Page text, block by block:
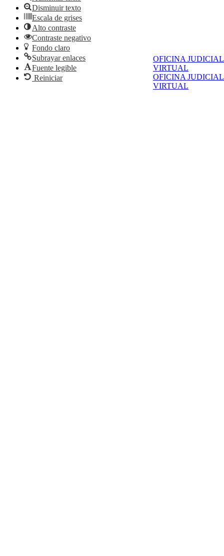
OFICINA JUDICIAL
VIRTUAL
OFICINA JUDICIAL
VIRTUAL
Disminuir texto
Escala de grises
Alto contraste
Contraste negativo
Fondo claro
Subrayar enlaces
Fuente legible
Reiniciar